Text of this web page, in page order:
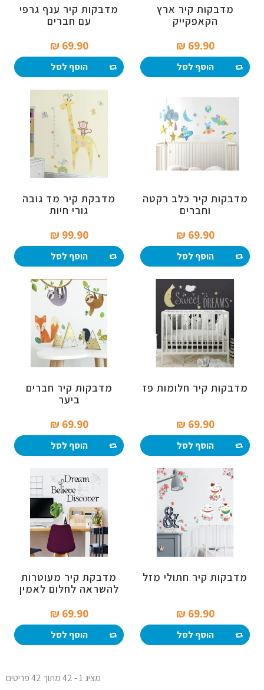
מדבקות קיר ארץ
הקאפקייק
69.90 ₪‎
הוסף לסל
מדבקות קיר ענף גרפי
עם חברים
69.90 ₪‎
הוסף לסל
מדבקות קיר כלב רקטה
וחברים
69.90 ₪‎
הוסף לסל
מדבקת קיר מד גובה
גורי חיות
99.90 ₪‎
הוסף לסל
מדבקות קיר חלומות פז
69.90 ₪‎
הוסף לסל
מדבקות קיר חברים
ביער
69.90 ₪‎
הוסף לסל
מדבקות קיר חתולי מזל
69.90 ₪‎
הוסף לסל
מדבקת קיר מעוטרות
להשראה לחלום לאמין
69.90 ₪‎
הוסף לסל
מציג 1 - 42 מתוך 42 פריטים